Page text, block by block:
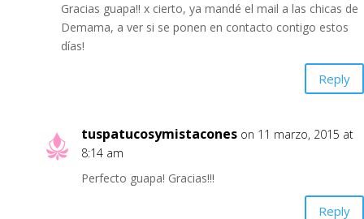
Gracias guapa!! x cierto, ya mandé el mail a las chicas de
Demama, a ver si se ponen en contacto contigo estos
días!
Reply
tuspatucosymistacones on 11 marzo, 2015 at
8:14 am
Perfecto guapa! Gracias!!!
Reply